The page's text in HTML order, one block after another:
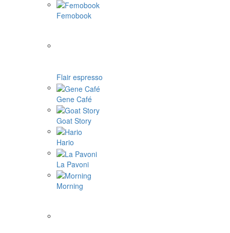
Femobook
Flair espresso
Gene Café
Goat Story
Hario
La Pavoni
Morning